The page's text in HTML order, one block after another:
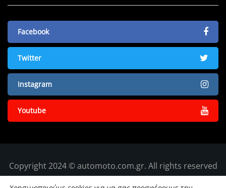
Facebook
Twitter
Instagram
Youtube
Copyright 2024 © automoto.com.gr. All rights reserved